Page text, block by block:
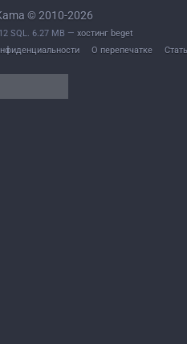
© 2010-2026
SQL. 6.27 MB — хостинг beget
О перепечатке